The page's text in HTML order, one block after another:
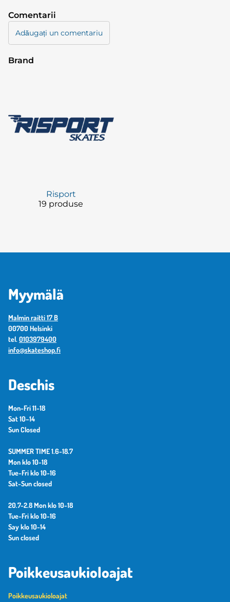
Comentarii
Adăugați un comentariu
Brand
Risport
19 produse
Myymälä
Malmin raitti 17 B
00700 Helsinki
tel. 0103979400
info@skateshop.fi
Deschis
Mon-Fri 11-18
Sat 10–14
Sun Closed
SUMMER TIME 1.6-18.7
Mon klo 10-18
Tue-Fri klo 10-16
Sat-Sun closed
20.7-2.8 Mon klo 10-18
Tue-Fri klo 10-16
Say klo 10-14
Sun closed
Poikkeusaukioloajat
Poikkeusaukioloajat